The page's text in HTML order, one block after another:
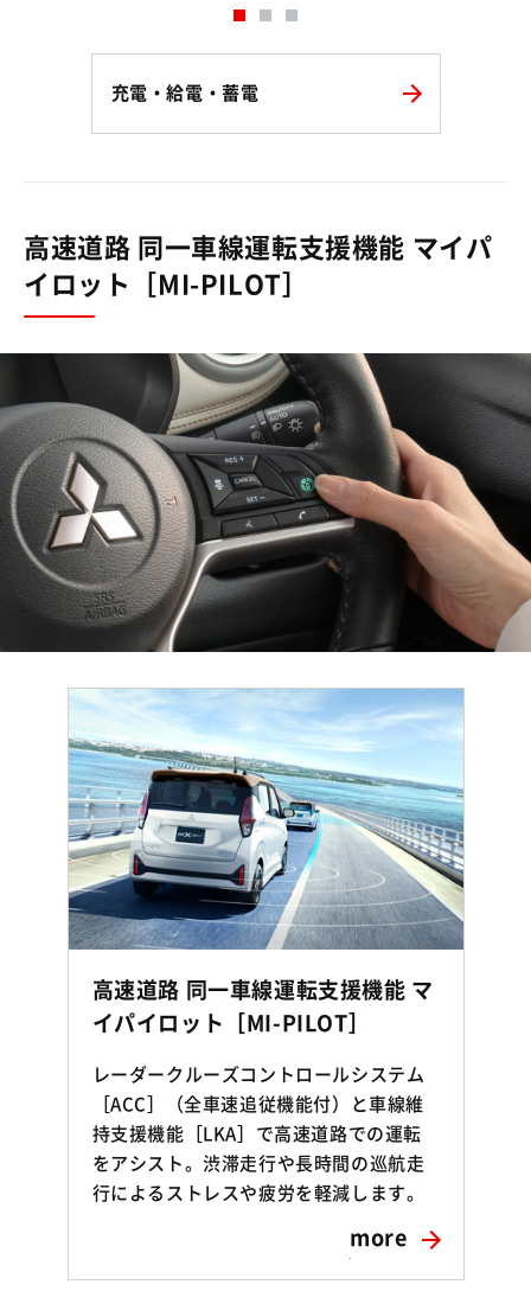
充電・給電・蓄電
高速道路 同一車線運転支援機能 マイパ
イロット［MI-PILOT］
高速道路 同一車線運転支援機能 マ
イパイロット［MI-PILOT］
レーダークルーズコントロールシステム
［ACC］（全車速追従機能付）と車線維
持支援機能［LKA］で高速道路での運転
をアシスト。渋滞走行や長時間の巡航走
行によるストレスや疲労を軽減します。
more